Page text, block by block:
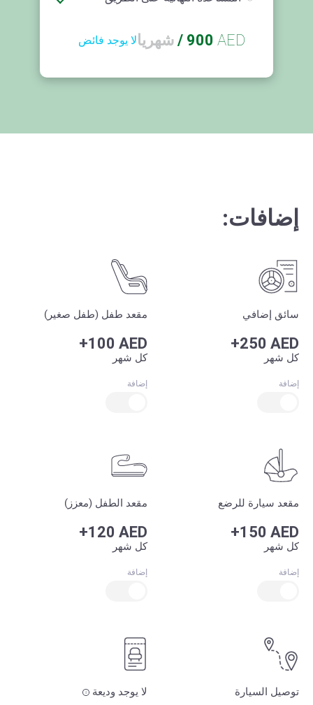
AED
900
/ شهريالا يوجد فائض
إضافات:
سائق إضافي
+250 AED
كل شهر
إضافة
مقعد طفل (طفل صغير)
+100 AED
كل شهر
إضافة
مقعد سيارة للرضع
+150 AED
كل شهر
إضافة
مقعد الطفل (معزز)
+120 AED
كل شهر
إضافة
توصيل السيارة لا يوجد وديعة